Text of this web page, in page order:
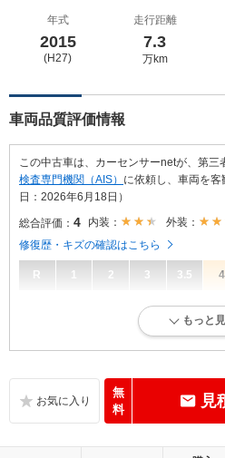
年式
2015
(H27)
走行距離
7.3
万km
車両品質評価情報
この中古車は、カーセンサーnetが、第三
検査専門機関（AIS） に依頼し、車両を
日：2026年6月18日）
総合評価： 4 内装： 外装：
修復歴・キズの確認はこちら
R 1 2 3 3.5 4
内外装に目立たない多少のキズ、ヘコ
目立たない軽微なダメージはあります
もっと
無
料
見